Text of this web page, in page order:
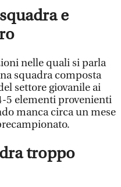
e
nelle quali si parla
squadra composta
settore giovanile ai
5 elementi provenienti
manca circa un mese
troppo